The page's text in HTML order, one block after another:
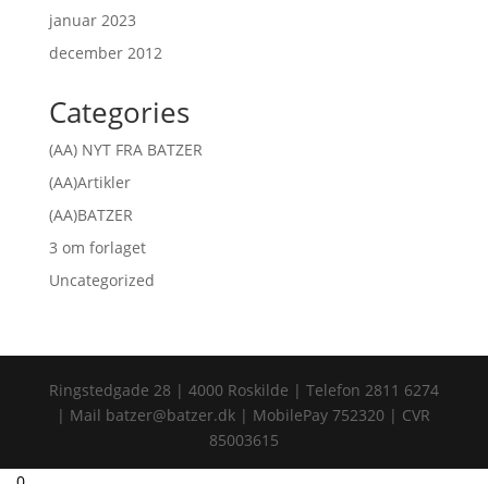
januar 2023
december 2012
Categories
(AA) NYT FRA BATZER
(AA)Artikler
(AA)BATZER
3 om forlaget
Uncategorized
Ringstedgade 28 | 4000 Roskilde | Telefon 2811 6274
| Mail batzer@batzer.dk | MobilePay 752320 | CVR
85003615